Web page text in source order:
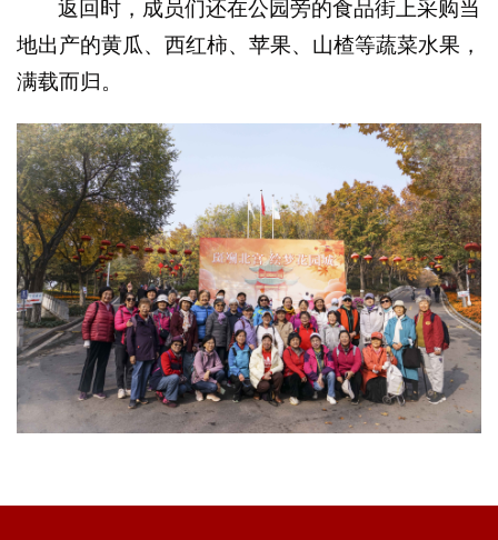
返回时，成员们还在公园旁的食品街上采购当
地出产的黄瓜、西红柿、苹果、山楂等蔬菜水果，
满载而归。